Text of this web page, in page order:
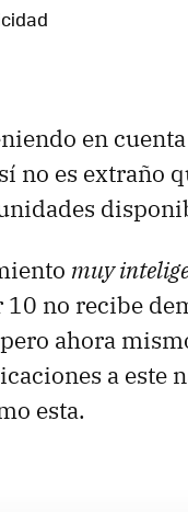
en
no es extraño
muy
no recibe
ahora
a este
esta.